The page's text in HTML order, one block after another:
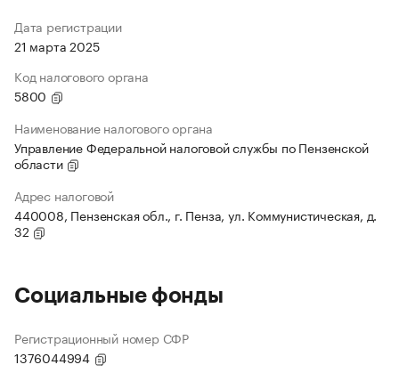
Дата регистрации
21 марта 2025
Код налогового органа
5800
Наименование налогового органа
Управление Федеральной налоговой службы по Пензенской
области
Адрес налоговой
440008, Пензенская обл., г. Пенза, ул. Коммунистическая, д.
32
Социальные фонды
Регистрационный номер СФР
1376044994